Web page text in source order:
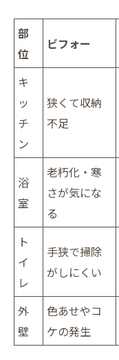
部
位
ビフォー
キ
ッ
チ
ン
狭くて収納
不足
浴
室
老朽化・寒
さが気にな
る
ト
イ
レ
手狭で掃除
がしにくい
外
壁
色あせやコ
ケの発生